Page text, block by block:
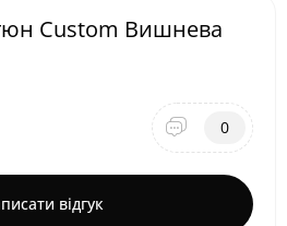
Custom Вишнева
0
відгук